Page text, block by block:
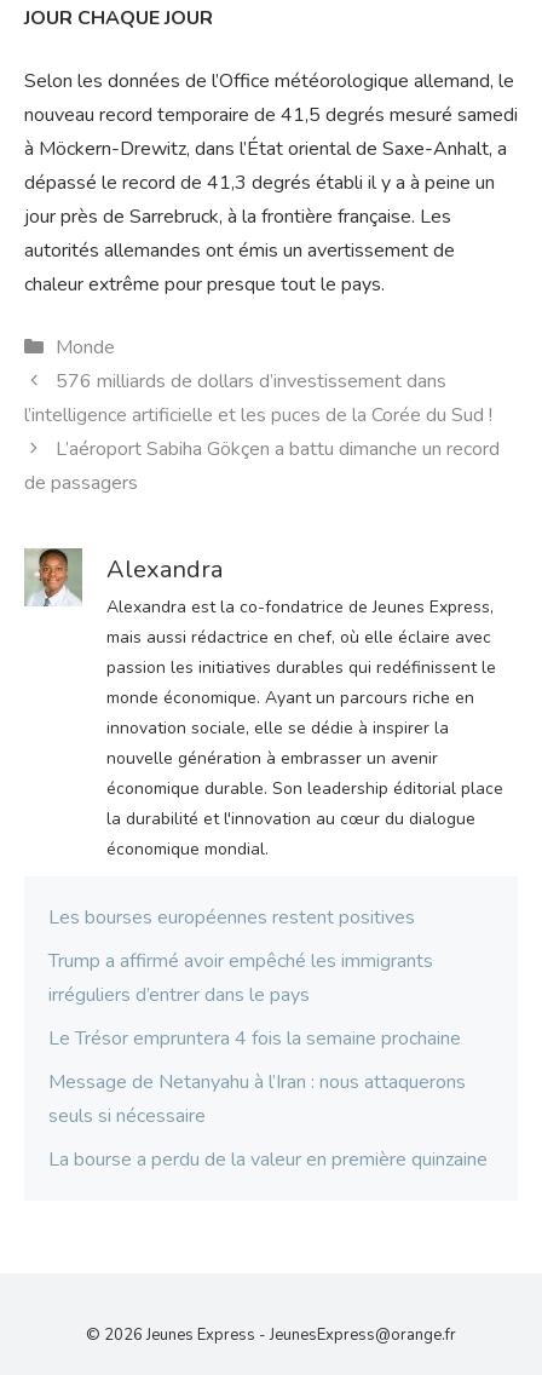
JOUR CHAQUE JOUR
Selon les données de l’Office météorologique allemand, le
nouveau record temporaire de 41,5 degrés mesuré samedi
à Möckern-Drewitz, dans l’État oriental de Saxe-Anhalt, a
dépassé le record de 41,3 degrés établi il y a à peine un
jour près de Sarrebruck, à la frontière française. Les
autorités allemandes ont émis un avertissement de
chaleur extrême pour presque tout le pays.
Catégories
Monde
576 milliards de dollars d’investissement dans
l’intelligence artificielle et les puces de la Corée du Sud !
L’aéroport Sabiha Gökçen a battu dimanche un record
de passagers
Alexandra
Alexandra est la co-fondatrice de Jeunes Express,
mais aussi rédactrice en chef, où elle éclaire avec
passion les initiatives durables qui redéfinissent le
monde économique. Ayant un parcours riche en
innovation sociale, elle se dédie à inspirer la
nouvelle génération à embrasser un avenir
économique durable. Son leadership éditorial place
la durabilité et l'innovation au cœur du dialogue
économique mondial.
Les bourses européennes restent positives
Trump a affirmé avoir empêché les immigrants
irréguliers d’entrer dans le pays
Le Trésor empruntera 4 fois la semaine prochaine
Message de Netanyahu à l’Iran : nous attaquerons
seuls si nécessaire
La bourse a perdu de la valeur en première quinzaine
© 2026 Jeunes Express -JeunesExpress@orange.fr